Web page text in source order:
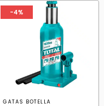
-4%
GATAS BOTELLA